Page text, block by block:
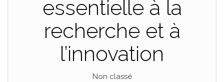
essentielle à la
recherche et à
l’innovation
Non classé